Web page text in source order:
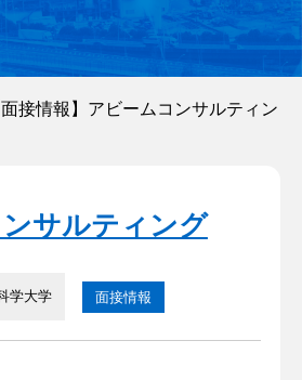
面接情報】アビームコンサルティン
サルティング
学大学 面接情報